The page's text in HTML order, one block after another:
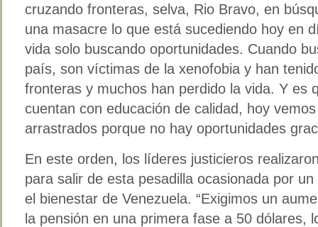
cruzando fronteras, selva, Rio Bravo, en
una masacre lo que está sucediendo hoy en
vida solo buscando oportunidades. Cuando
país, son víctimas de la xenofobia y han
fronteras y muchos han perdido la vida. Y es
cuentan con educación de calidad, hoy
arrastrados porque no hay oportunidades
En este orden, los líderes justicieros
para salir de esta pesadilla ocasionada por
el bienestar de Venezuela. “Exigimos un
la pensión en una primera fase a 50 dólares,